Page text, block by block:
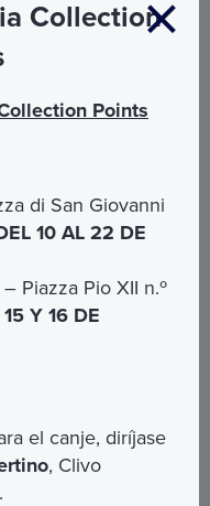
Pellegrinaggi
indicato in
Collection
Points
di San Giovanni
10 AL 22 DE
– Piazza Pio XII n.º
Y 16 DE
el canje, diríjase
, Clivo